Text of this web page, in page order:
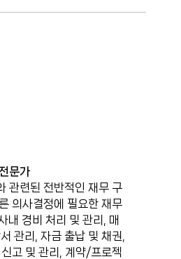
문가
관련된 전반적인 재무 구
의사결정에 필요한 재무
내 경비 처리 및 관리, 매
관리, 자금 출납 및 채권,
고 및 관리, 계약/프로젝